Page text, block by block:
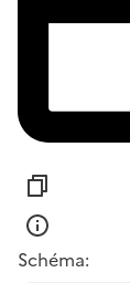
Schéma: